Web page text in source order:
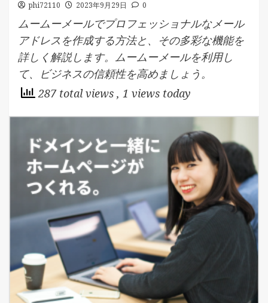
phi72110 2023年9月29日 0
ムームーメールでプロフェッショナルなメール
アドレスを作成する方法と、その多彩な機能を
詳しく解説します。ムームーメールを利用し
て、ビジネスの信頼性を高めましょう。
287 total views , 1 views today